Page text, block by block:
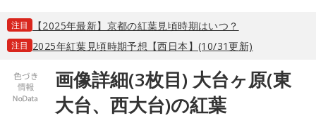
注目 【2025年最新】京都の紅葉見頃時期はいつ？
注目 2025年紅葉見頃時期予想【西日本】(10/31更新)
画像詳細(3枚目) 大台ヶ原(東
大台、西大台)の紅葉